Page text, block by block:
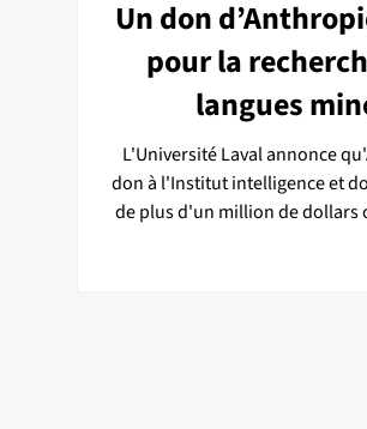
Un don
pour la
langues
L'Université Laval annonce
don à l'Institut intelligence et
de plus d'un million de dollars